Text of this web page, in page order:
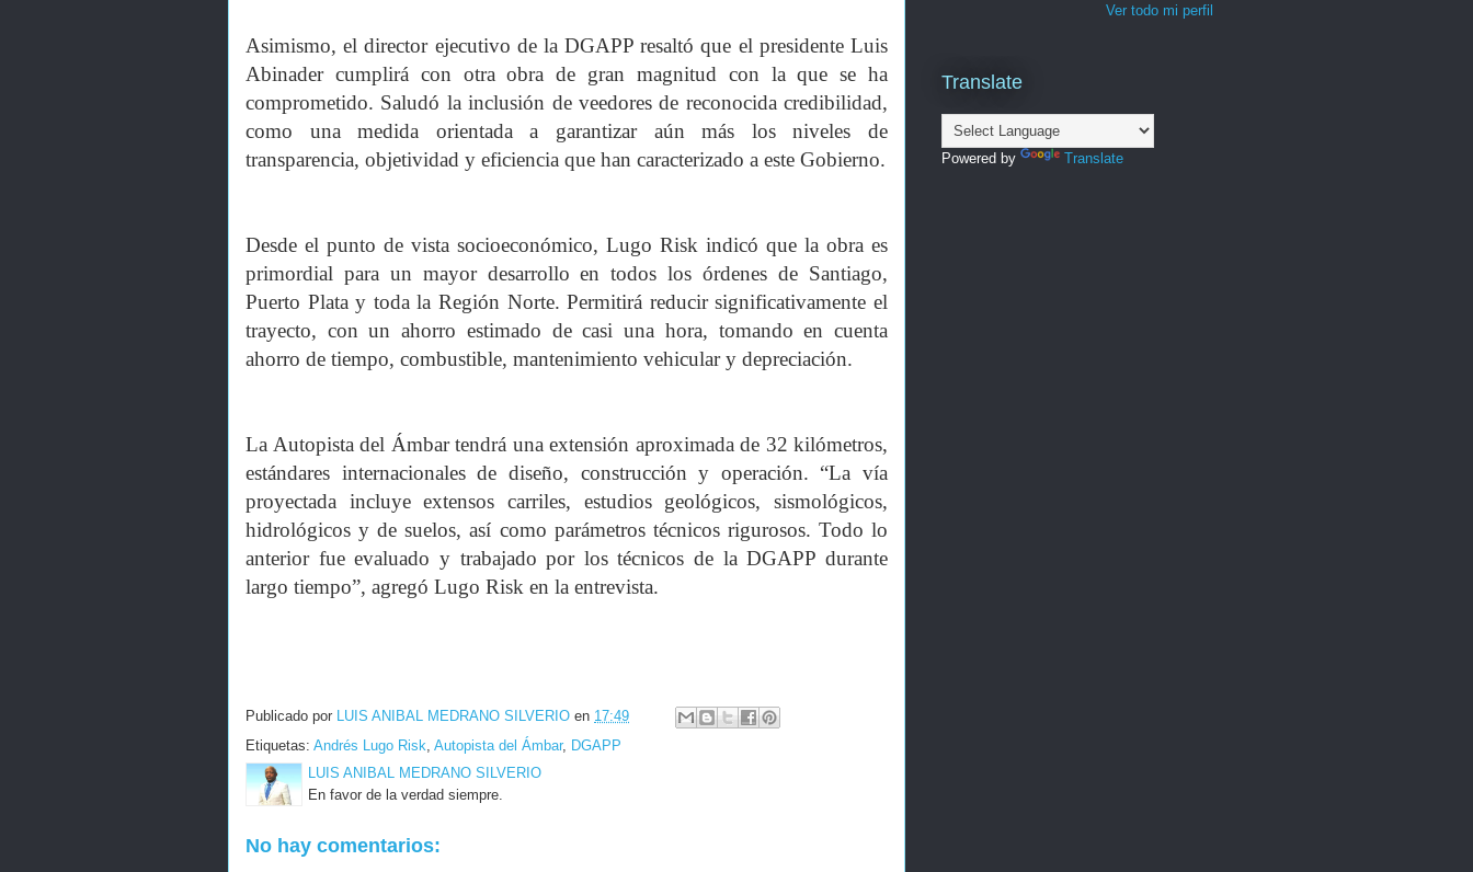
Asimismo, el director ejecutivo de la DGAPP resaltó que el presidente Luis
Abinader cumplirá con otra obra de gran magnitud con la que se ha
comprometido. Saludó la inclusión de veedores de reconocida credibilidad,
como una medida orientada a garantizar aún más los niveles de
transparencia, objetividad y eficiencia que han caracterizado a este Gobierno.
Desde el punto de vista socioeconómico, Lugo Risk indicó que la obra es
primordial para un mayor desarrollo en todos los órdenes de Santiago,
Puerto Plata y toda la Región Norte. Permitirá reducir significativamente el
trayecto, con un ahorro estimado de casi una hora, tomando en cuenta
ahorro de tiempo, combustible, mantenimiento vehicular y depreciación.
La Autopista del Ámbar tendrá una extensión aproximada de 32 kilómetros,
estándares internacionales de diseño, construcción y operación. “La vía
proyectada incluye extensos carriles, estudios geológicos, sismológicos,
hidrológicos y de suelos, así como parámetros técnicos rigurosos. Todo lo
anterior fue evaluado y trabajado por los técnicos de la DGAPP durante
largo tiempo”, agregó Lugo Risk en la entrevista.
Publicado por LUIS ANIBAL MEDRANO SILVERIO en 17:49
Etiquetas: Andrés Lugo Risk, Autopista del Ámbar, DGAPP
LUIS ANIBAL MEDRANO SILVERIO
En favor de la verdad siempre.
No hay comentarios:
Ver todo mi perfil
Translate
Powered by Translate